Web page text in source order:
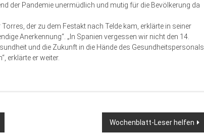
der Pandemie unermüdlich und mutig für die Bevölkerung da
der zu dem Festakt nach Telde kam, erklärte in seiner
Anerkennung“. „In Spanien vergessen wir nicht den 14.
und die Zukunft in die Hände des Gesundheitspersonals,
erklärte er weiter.
Wochenblatt-Leser helfen